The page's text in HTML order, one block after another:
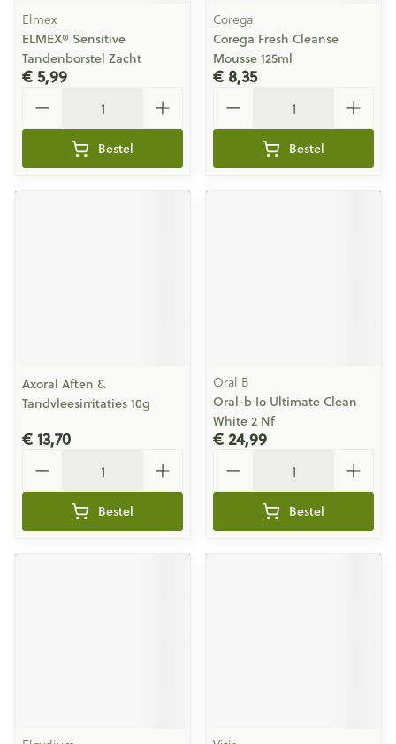
Elmex
ELMEX® Sensitive
Tandenborstel Zacht
€ 5,99
Bestel
Corega
Corega Fresh Cleanse
Mousse 125ml
€ 8,35
Bestel
Axoral Aften &
Tandvleesirritaties 10g
€ 13,70
Bestel
Oral B
Oral-b Io Ultimate Clean
White 2 Nf
€ 24,99
Bestel